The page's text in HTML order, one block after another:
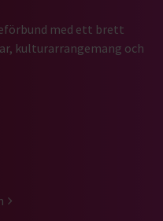
med ett brett
kulturarrangemang och